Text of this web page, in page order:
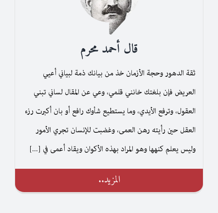
قال أحمد محرم
ثقة الدهور وحجة الأزمان خذ من بيانك ذمة لبياني أعيي
العريض فإن بلغتك خانني قلمي، وعي عن المقال لساني تبني
العقول، وترفع الأيدي، وما يستطيع شأوك رافع أو بان أكبرت رزء
العقل حين رأيته رهن العمى، وغضبت للإنسان تجري الأمور
وليس يعلم كنهها وهو المراد بهذه الأكوان ويقاد أعمى في [...]
المزيد..